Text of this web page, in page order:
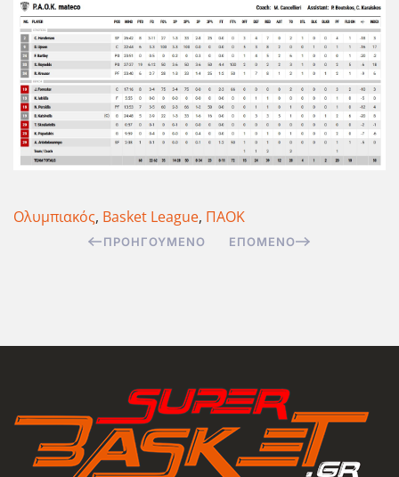
Ολυμπιακός, Basket League, ΠΑΟΚ
ΠΡΟΗΓΟΎΜΕΝΟ ΕΠΌΜΕΝΟ